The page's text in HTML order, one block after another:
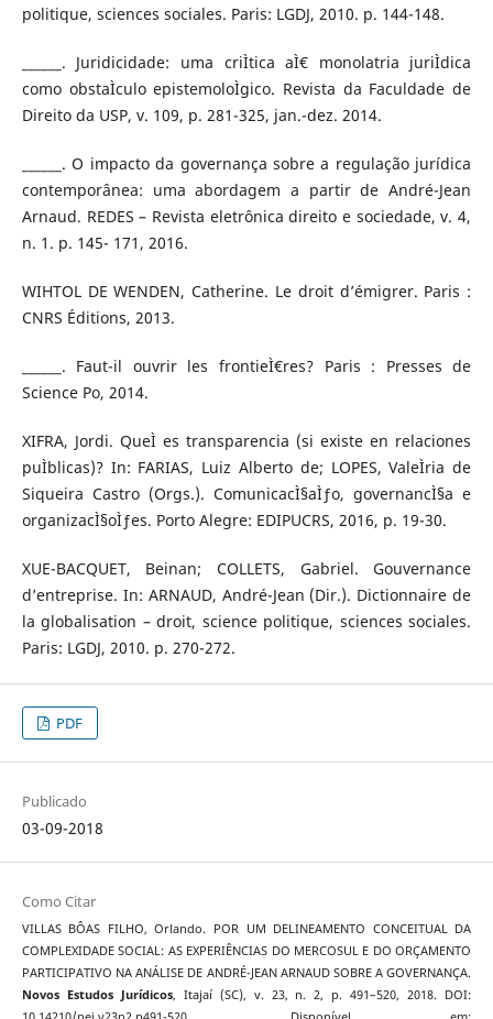
politique, sciences sociales. Paris: LGDJ, 2010. p. 144-148.
______. Juridicidade: uma criÌtica aÌ€ monolatria juriÌdica
como obstaÌculo epistemoloÌgico. Revista da Faculdade de
Direito da USP, v. 109, p. 281-325, jan.-dez. 2014.
______. O impacto da governança sobre a regulação jurídica
contemporânea: uma abordagem a partir de André-Jean
Arnaud. REDES – Revista eletrônica direito e sociedade, v. 4,
n. 1. p. 145- 171, 2016.
WIHTOL DE WENDEN, Catherine. Le droit d’émigrer. Paris :
CNRS Éditions, 2013.
______. Faut-il ouvrir les frontieÌ€res? Paris : Presses de
Science Po, 2014.
XIFRA, Jordi. QueÌ es transparencia (si existe en relaciones
puÌblicas)? In: FARIAS, Luiz Alberto de; LOPES, ValeÌria de
Siqueira Castro (Orgs.). ComunicacÌ§aÌƒo, governancÌ§a e
organizacÌ§oÌƒes. Porto Alegre: EDIPUCRS, 2016, p. 19-30.
XUE-BACQUET, Beinan; COLLETS, Gabriel. Gouvernance
d’entreprise. In: ARNAUD, André-Jean (Dir.). Dictionnaire de
la globalisation – droit, science politique, sciences sociales.
Paris: LGDJ, 2010. p. 270-272.
PDF
Publicado
03-09-2018
Como Citar
VILLAS BÔAS FILHO, Orlando. POR UM DELINEAMENTO CONCEITUAL DA
COMPLEXIDADE SOCIAL: AS EXPERIÊNCIAS DO MERCOSUL E DO ORÇAMENTO
PARTICIPATIVO NA ANÁLISE DE ANDRÉ-JEAN ARNAUD SOBRE A GOVERNANÇA.
Novos Estudos Jurí­dicos, Itajaí­ (SC), v. 23, n. 2, p. 491–520, 2018. DOI: